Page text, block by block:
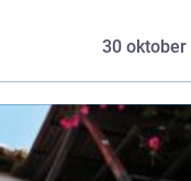
30 oktober